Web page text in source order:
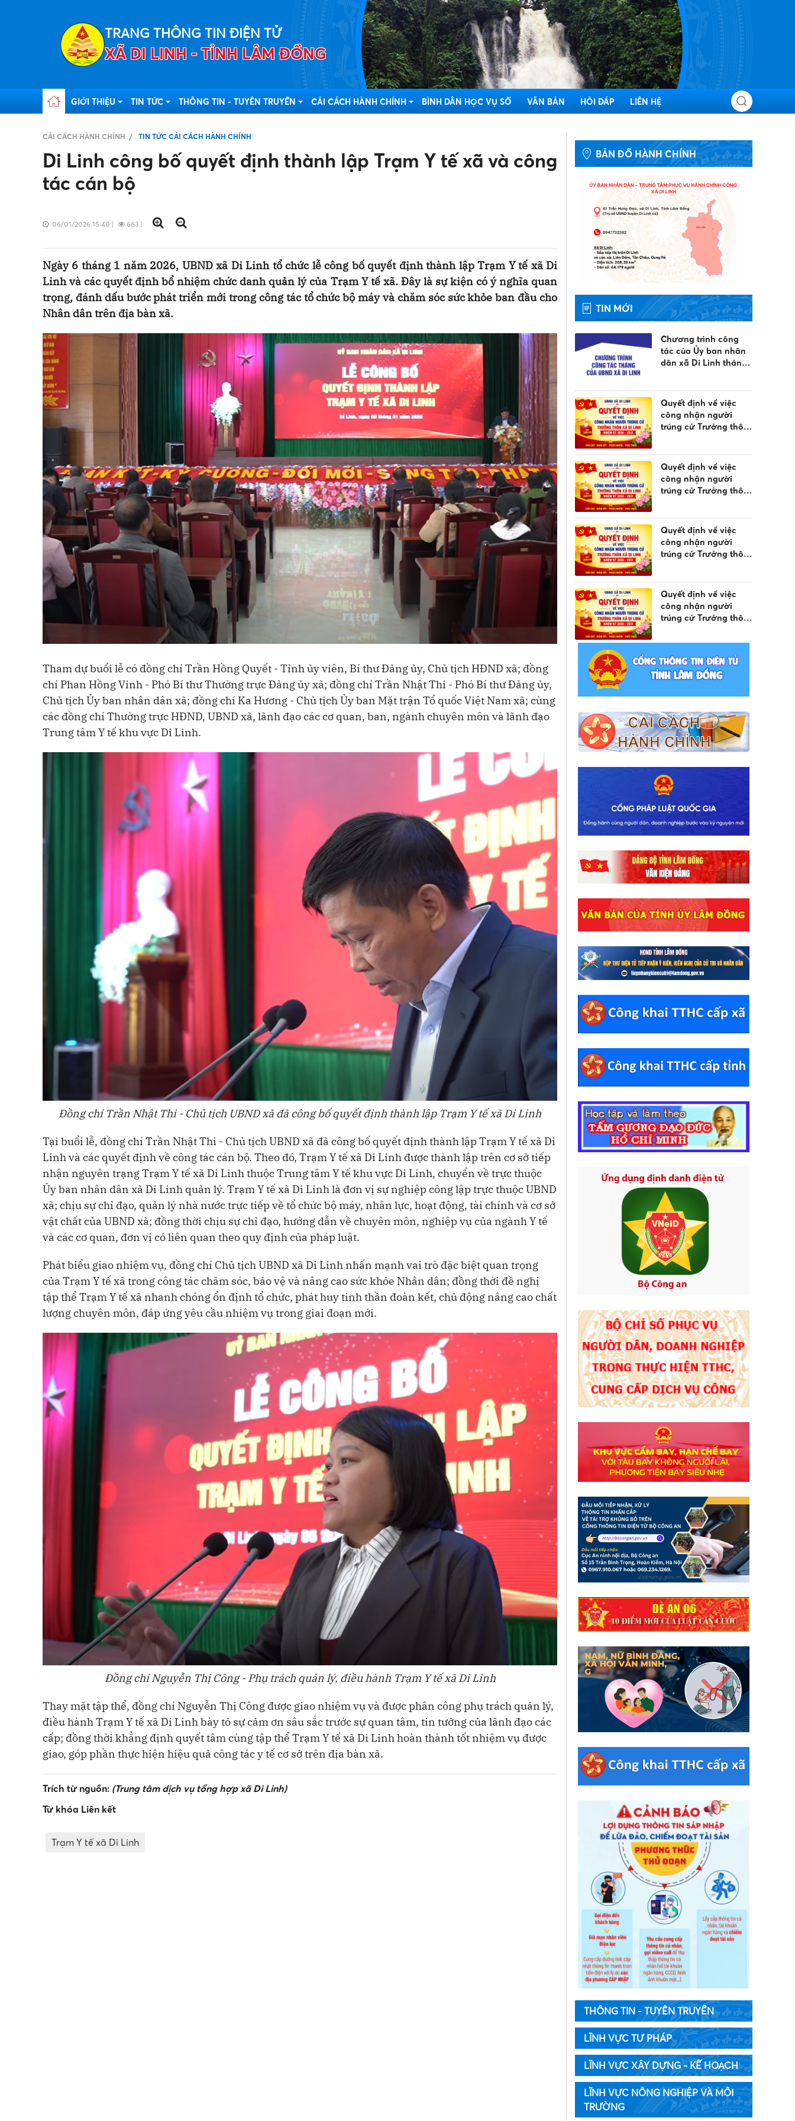
TRANG THÔNG TIN ĐIỆN TỬ
XÃ DI LINH - TỈNH LÂM ĐỒNG
GIỚI THIỆU TIN TỨC THÔNG TIN - TUYÊN TRUYỀN CẢI CÁCH HÀNH CHÍNH BÌNH DÂN HỌC VỤ SỐ VĂN BẢN HỎI ĐÁP LIÊN HỆ
CẢI CÁCH HÀNH CHÍNH TIN TỨC CẢI CÁCH HÀNH CHÍNH
Di Linh công bố quyết định thành lập Trạm Y tế xã và công
tác cán bộ
06/01/2026 15:40 | 663 |
Ngày 6 tháng 1 năm 2026, UBND xã Di Linh tổ chức lễ công bố quyết định thành lập Trạm Y tế xã Di
Linh và các quyết định bổ nhiệm chức danh quản lý của Trạm Y tế xã. Đây là sự kiện có ý nghĩa quan
trọng, đánh dấu bước phát triển mới trong công tác tổ chức bộ máy và chăm sóc sức khỏe ban đầu cho
Nhân dân trên địa bàn xã.
Tham dự buổi lễ có đồng chí Trần Hồng Quyết - Tỉnh ủy viên, Bí thư Đảng ủy, Chủ tịch HĐND xã; đồng
chí Phan Hồng Vinh - Phó Bí thư Thường trực Đảng ủy xã; đồng chí Trần Nhật Thi - Phó Bí thư Đảng ủy,
Chủ tịch Ủy ban nhân dân xã; đồng chí Ka Hương - Chủ tịch Ủy ban Mặt trận Tổ quốc Việt Nam xã; cùng
các đồng chí Thường trực HĐND, UBND xã, lãnh đạo các cơ quan, ban, ngành chuyên môn và lãnh đạo
Trung tâm Y tế khu vực Di Linh.
Đồng chí Trần Nhật Thi - Chủ tịch UBND xã đã công bố quyết định thành lập Trạm Y tế xã Di Linh
Tại buổi lễ, đồng chí Trần Nhật Thi - Chủ tịch UBND xã đã công bố quyết định thành lập Trạm Y tế xã Di
Linh và các quyết định về công tác cán bộ. Theo đó, Trạm Y tế xã Di Linh được thành lập trên cơ sở tiếp
nhận nguyên trạng Trạm Y tế xã Di Linh thuộc Trung tâm Y tế khu vực Di Linh, chuyển về trực thuộc
Ủy ban nhân dân xã Di Linh quản lý. Trạm Y tế xã Di Linh là đơn vị sự nghiệp công lập trực thuộc UBND
xã; chịu sự chỉ đạo, quản lý nhà nước trực tiếp về tổ chức bộ máy, nhân lực, hoạt động, tài chính và cơ sở
vật chất của UBND xã; đồng thời chịu sự chỉ đạo, hướng dẫn về chuyên môn, nghiệp vụ của ngành Y tế
và các cơ quan, đơn vị có liên quan theo quy định của pháp luật.
Phát biểu giao nhiệm vụ, đồng chí Chủ tịch UBND xã Di Linh nhấn mạnh vai trò đặc biệt quan trọng
của Trạm Y tế xã trong công tác chăm sóc, bảo vệ và nâng cao sức khỏe Nhân dân; đồng thời đề nghị
tập thể Trạm Y tế xã nhanh chóng ổn định tổ chức, phát huy tinh thần đoàn kết, chủ động nâng cao chất
lượng chuyên môn, đáp ứng yêu cầu nhiệm vụ trong giai đoạn mới.
Đồng chí Nguyễn Thị Công - Phụ trách quản lý, điều hành Trạm Y tế xã Di Linh
Thay mặt tập thể, đồng chí Nguyễn Thị Công được giao nhiệm vụ và được phân công phụ trách quản lý,
điều hành Trạm Y tế xã Di Linh bày tỏ sự cảm ơn sâu sắc trước sự quan tâm, tin tưởng của lãnh đạo các
cấp; đồng thời khẳng định quyết tâm cùng tập thể Trạm Y tế xã Di Linh hoàn thành tốt nhiệm vụ được
giao, góp phần thực hiện hiệu quả công tác y tế cơ sở trên địa bàn xã.
Trích từ nguồn: (Trung tâm dịch vụ tổng hợp xã Di Linh)
Từ khóa Liên kết
Trạm Y tế xã Di Linh
BẢN ĐỒ HÀNH CHÍNH
TIN MỚI
Chương trình công
tác của Ủy ban nhân
dân xã Di Linh tháng
Quyết định về việc
công nhận người
trúng cử Trưởng thôn
2031
Quyết định về việc
công nhận người
trúng cử Trưởng thôn
2031
Quyết định về việc
công nhận người
trúng cử Trưởng thôn
2031
Quyết định về việc
công nhận người
trúng cử Trưởng thôn
nhiệm kỳ 2026 - 2031
THÔNG TIN - TUYÊN TRUYỀN
LĨNH VỰC TƯ PHÁP
LĨNH VỰC XÂY DỰNG - KẾ HOẠCH
LĨNH VỰC NÔNG NGHIỆP VÀ MÔI
TRƯỜNG